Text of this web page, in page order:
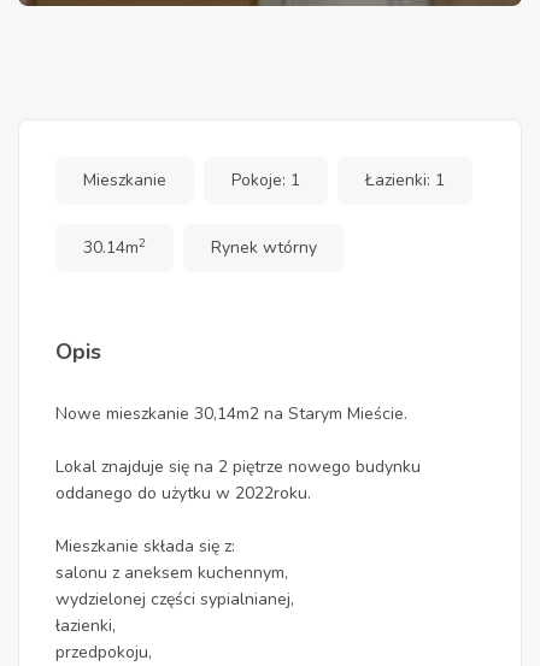
Mieszkanie Pokoje: 1 Łazienki: 1
30.14m2 Rynek wtórny
Opis
Nowe mieszkanie 30,14m2 na Starym Mieście.
Lokal znajduje się na 2 piętrze nowego budynku
oddanego do użytku w 2022roku.
Mieszkanie składa się z:
salonu z aneksem kuchennym,
wydzielonej części sypialnianej,
łazienki,
przedpokoju,